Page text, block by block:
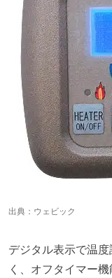
出典： ウェビック
デジタル表示で温
く、オフタイマー